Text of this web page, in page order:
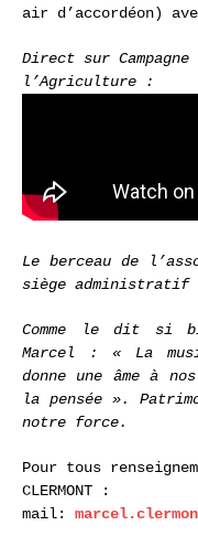
air d’accordéon)
Direct sur
l’Agriculture :
Le berceau de
siège administratif
Comme le dit si
Marcel : « La
donne une âme à
la pensée ».
notre force.
Pour tous
CLERMONT :
mail: